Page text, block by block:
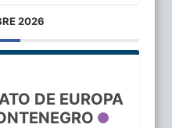
2026
DE EUROPA